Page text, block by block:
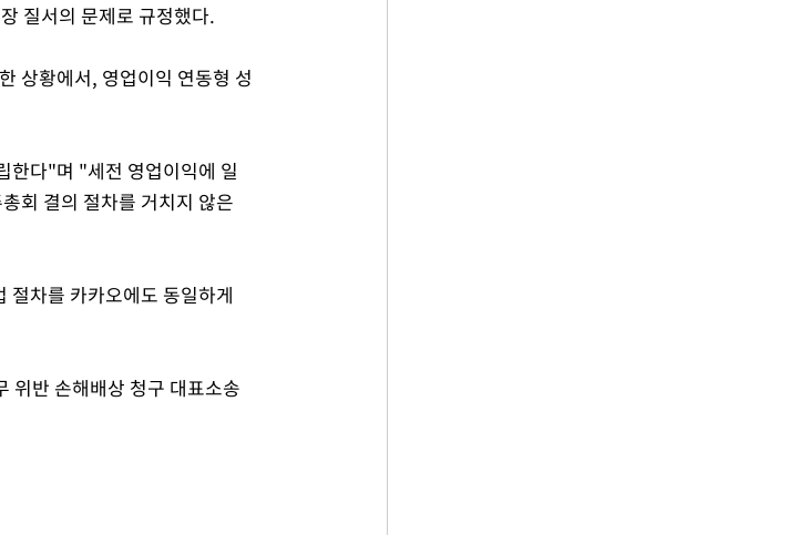
질서의 문제로 규정했다.
상황에서, 영업이익 연동형 성
한다"며 "세전 영업이익에 일
회 결의 절차를 거치지 않은
절차를 카카오에도 동일하게
위반 손해배상 청구 대표소송